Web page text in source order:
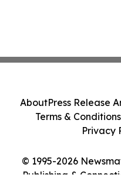
© 1995-2026
Publishing &
AboutPress Release
Terms & Conditions
Privacy